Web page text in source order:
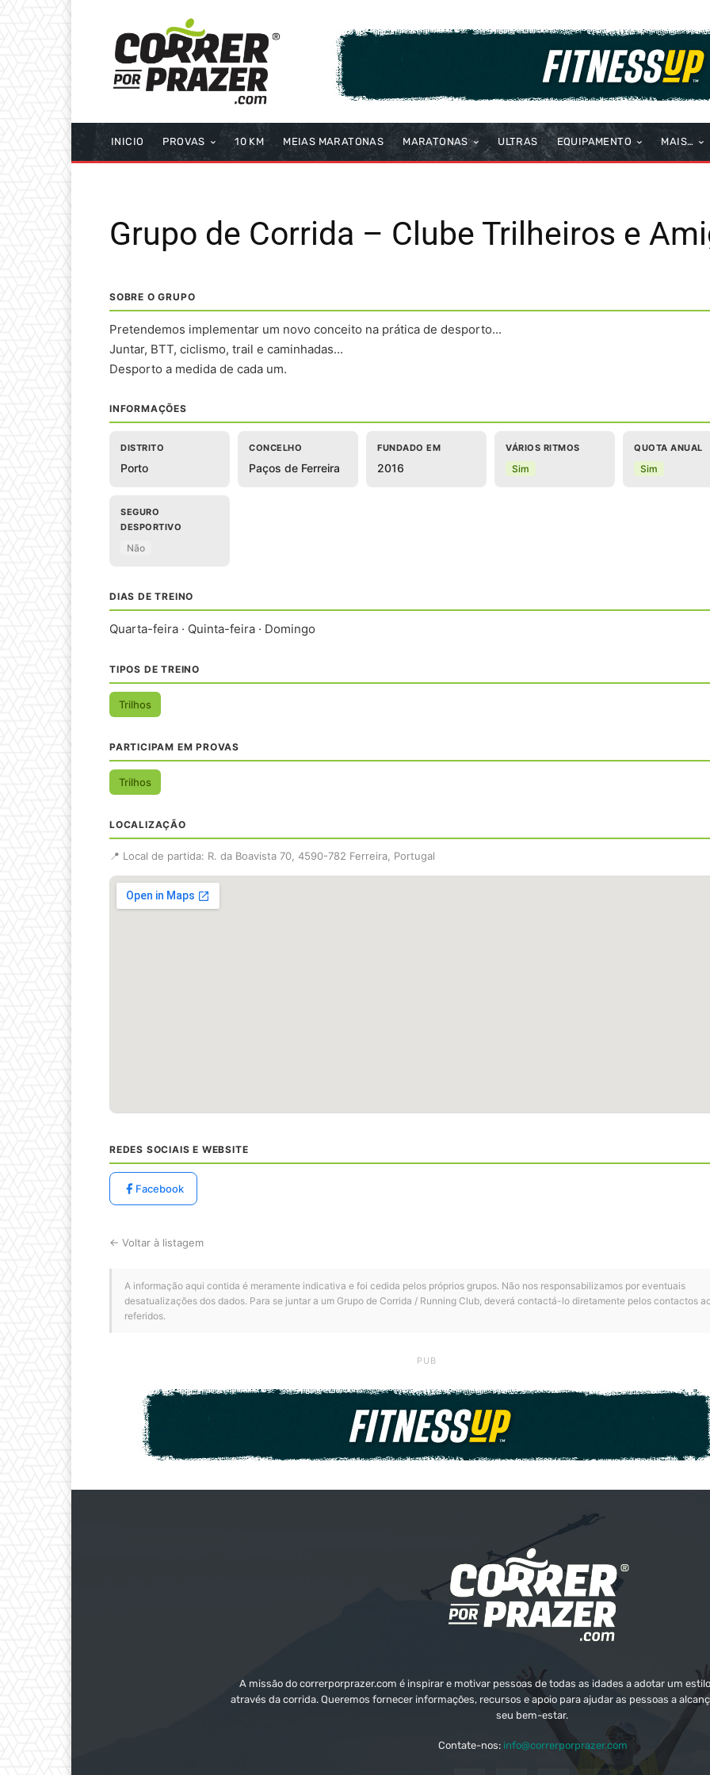
INICIO PROVAS 10 KM MEIAS MARATONAS MARATONAS ULTRAS EQUIPAMENTO MAIS…
Grupo de Corrida – Clube Trilheiros e
SOBRE O GRUPO
Pretendemos implementar um novo conceito na prática de desporto...
Juntar, BTT, ciclismo, trail e caminhadas...
Desporto a medida de cada um.
INFORMAÇÕES
DISTRITO
Porto
CONCELHO
Paços de Ferreira
FUNDADO EM
2016
VÁRIOS RITMOS
Sim
QUOTA ANUAL
Sim
SEGURO
DESPORTIVO
Não
DIAS DE TREINO
Quarta-feira · Quinta-feira · Domingo
TIPOS DE TREINO
Trilhos
PARTICIPAM EM PROVAS
Trilhos
LOCALIZAÇÃO
📍 Local de partida: R. da Boavista 70, 4590-782 Ferreira, Portugal
REDES SOCIAIS E WEBSITE
Facebook
← Voltar à listagem
A informação aqui contida é meramente indicativa e foi cedida pelos próprios grupos. Não nos responsabilizamos por eventuais
desatualizações dos dados. Para se juntar a um Grupo de Corrida / Running Club, deverá contactá-lo diretamente pelos contactos
referidos.
PUB
A missão do correrporprazer.com é inspirar e motivar pessoas de todas as idades a adotar um
através da corrida. Queremos fornecer informações, recursos e apoio para ajudar as pessoas a
seu bem-estar.
Contate-nos: info@correrporprazer.com